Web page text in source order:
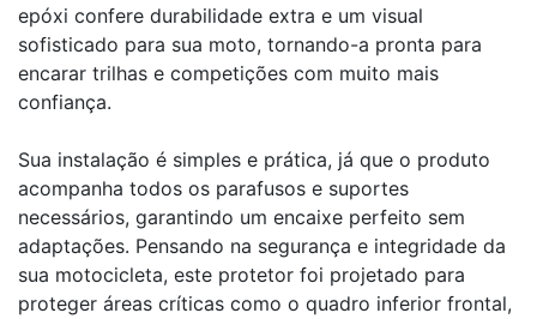
epóxi confere durabilidade extra e um visual
sofisticado para sua moto, tornando-a pronta para
encarar trilhas e competições com muito mais
confiança.
Sua instalação é simples e prática, já que o produto
acompanha todos os parafusos e suportes
necessários, garantindo um encaixe perfeito sem
adaptações. Pensando na segurança e integridade da
sua motocicleta, este protetor foi projetado para
proteger áreas críticas como o quadro inferior frontal,